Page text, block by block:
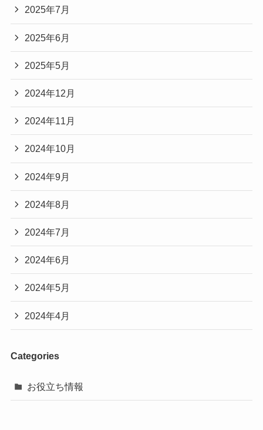
2025年7月
2025年6月
2025年5月
2024年12月
2024年11月
2024年10月
2024年9月
2024年8月
2024年7月
2024年6月
2024年5月
2024年4月
Categories
お役立ち情報